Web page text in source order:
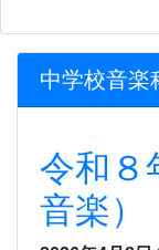
中学校音楽
令和８
音楽）